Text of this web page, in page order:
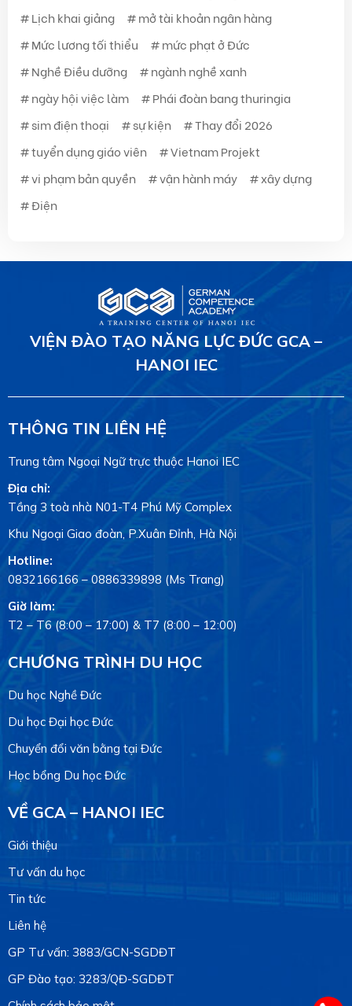
Lịch khai giảng
mở tài khoản ngân hàng
Mức lương tối thiểu
mức phạt ở Đức
Nghề Điều dưỡng
ngành nghề xanh
ngày hội việc làm
Phái đoàn bang thuringia
sim điện thoại
sự kiện
Thay đổi 2026
tuyển dụng giáo viên
Vietnam Projekt
vi phạm bản quyền
vận hành máy
xây dựng
Điện
VIỆN ĐÀO TẠO NĂNG LỰC ĐỨC GCA –
HANOI IEC
THÔNG TIN LIÊN HỆ
Trung tâm Ngoại Ngữ trực thuộc Hanoi IEC
Địa chỉ:
Tầng 3 toà nhà N01-T4 Phú Mỹ Complex
Khu Ngoại Giao đoàn, P.Xuân Đỉnh, Hà Nội
Hotline:
0832166166 –0886339898 (Ms Trang)
Giờ làm:
T2 – T6 (8:00 – 17:00) & T7 (8:00 – 12:00)
CHƯƠNG TRÌNH DU HỌC
Du học Nghề Đức
Du học Đại học Đức
Chuyển đổi văn bằng tại Đức
Học bổng Du học Đức
VỀ GCA – HANOI IEC
Giới thiệu
Tư vấn du học
Tin tức
Liên hệ
GP Tư vấn: 3883/GCN-SGDĐT
GP Đào tạo: 3283/QĐ-SGDĐT